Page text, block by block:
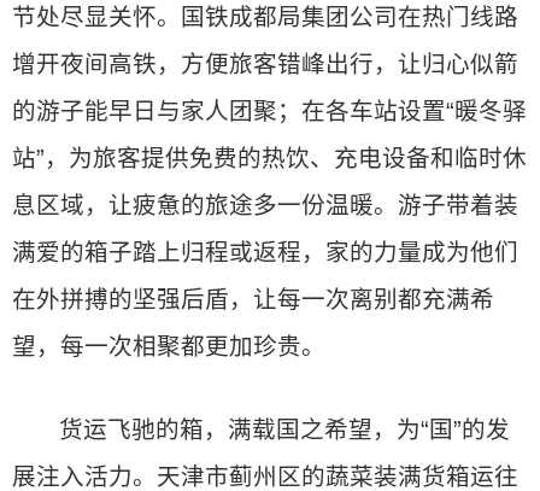
节处尽显关怀。国铁成都局集团公司在热门线路
增开夜间高铁，方便旅客错峰出行，让归心似箭
的游子能早日与家人团聚；在各车站设置“暖冬驿
站”，为旅客提供免费的热饮、充电设备和临时休
息区域，让疲惫的旅途多一份温暖。游子带着装
满爱的箱子踏上归程或返程，家的力量成为他们
在外拼搏的坚强后盾，让每一次离别都充满希
望，每一次相聚都更加珍贵。
货运飞驰的箱，满载国之希望，为“国”的发
展注入活力。天津市蓟州区的蔬菜装满货箱运往